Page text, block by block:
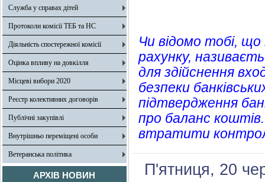
Служба у справах дітей
Протоколи комісії ТЕБ та НС
Діяльність спостережної комісії
Оцінка впливу на довкілля
Місцеві вибори 2020
Реєстр колективних договорів
Публічні закупівлі
Внутрішньо переміщені особи
Ветеранська політика
АРХІВ НОВИН
Чи відомо тобі, що
рахунку,
для здійснення
безпеки
підтвердження
про баланс
втратити
П'ятниця, 20